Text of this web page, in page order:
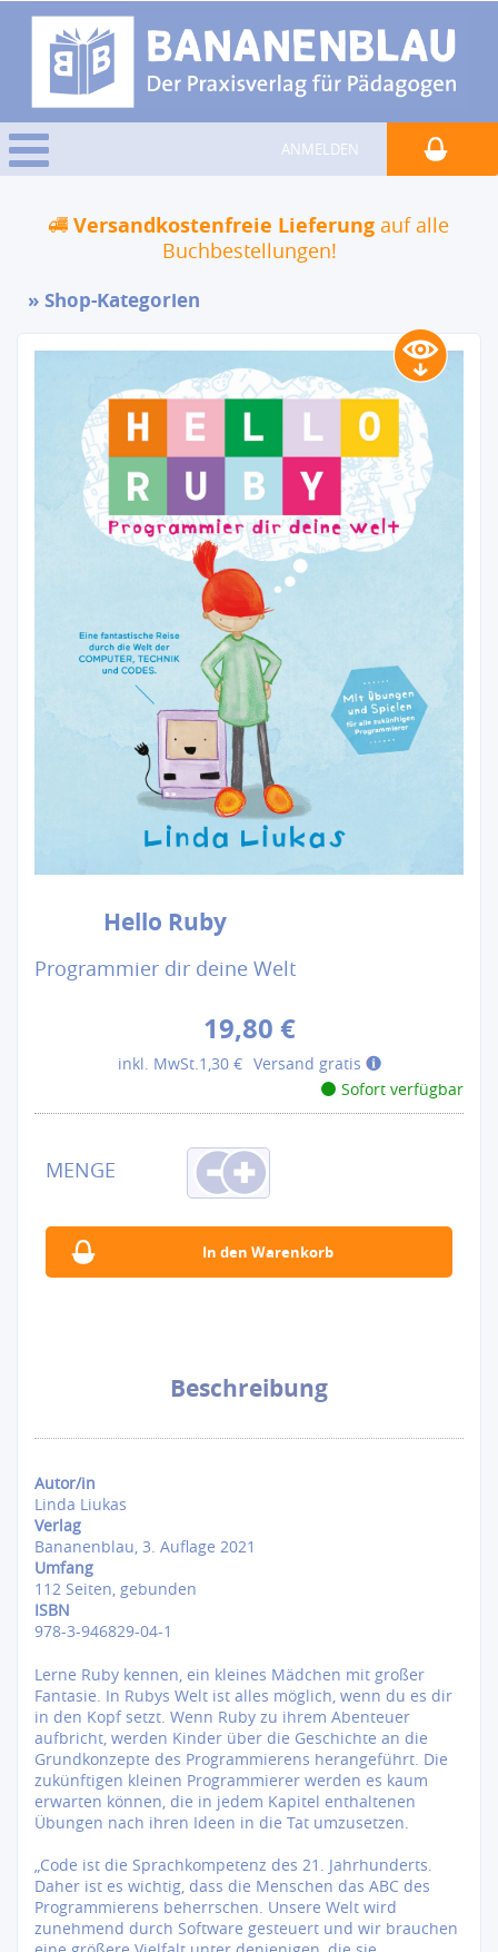
ANMELDEN
Versandkostenfreie Lieferung auf alle
Buchbestellungen!
Shop-Kategorien
Hello Ruby
Programmier dir deine Welt
19,80 €
inkl. MwSt.1,30 € Versand gratis
Sofort verfügbar
Beschreibung
Autor/in
Linda Liukas
Verlag
Bananenblau, 3. Auflage 2021
Umfang
112 Seiten, gebunden
ISBN
978-3-946829-04-1
Lerne Ruby kennen, ein kleines Mädchen mit großer
Fantasie. In Rubys Welt ist alles möglich, wenn du es dir
in den Kopf setzt. Wenn Ruby zu ihrem Abenteuer
aufbricht, werden Kinder über die Geschichte an die
Grundkonzepte des Programmierens herangeführt. Die
zukünftigen kleinen Programmierer werden es kaum
erwarten können, die in jedem Kapitel enthaltenen
Übungen nach ihren Ideen in die Tat umzusetzen.
„Code ist die Sprachkompetenz des 21. Jahrhunderts.
Daher ist es wichtig, dass die Menschen das ABC des
Programmierens beherrschen. Unsere Welt wird
zunehmend durch Software gesteuert und wir brauchen